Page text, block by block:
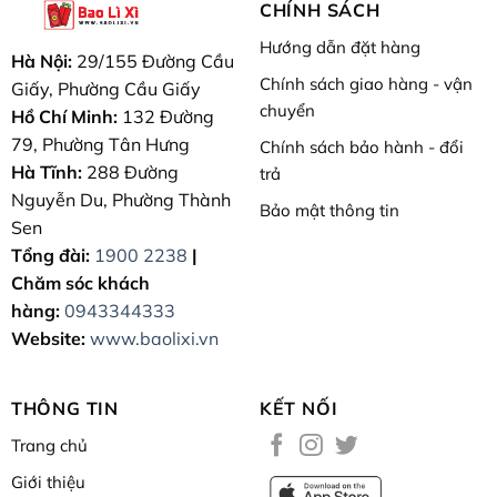
Hà Nội:29/155 Đường Cầu
Giấy, Phường Cầu Giấy
Hồ Chí Minh:132 Đường
79, Phường Tân Hưng
Hà Tĩnh:288 Đường
Nguyễn Du, Phường Thành
Sen
Tổng đài: 1900 2238 |
Chăm sóc khách
hàng: 0943344333
Website: www.baolixi.vn
CHÍNH SÁCH
Hướng dẫn đặt hàng
Chính sách giao hàng - vận
chuyển
Chính sách bảo hành - đổi
trả
Bảo mật thông tin
THÔNG TIN
Trang chủ
Giới thiệu
KẾT NỐI